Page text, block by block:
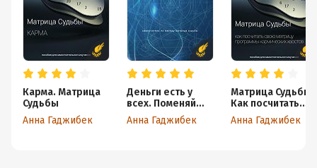
Карма. Матрица
Судьбы
Анна Гаджибек
Деньги есть у
всех. Поменяй
свой путь
Анна Гаджибек
Матрица Судьбы.
Как посчитать
свою матрицу.
Программы
Анна Гаджибек